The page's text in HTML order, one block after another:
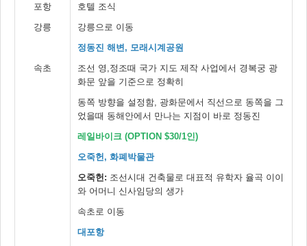
포항
강릉
속초
호텔 조식
강릉으로 이동
정동진 해변, 모래시계공원
조선 영,정조때 국가 지도 제작 사업에서 경복궁 광
화문 앞을 기준으로 정확히
동쪽 방향을 설정함, 광화문에서 직선으로 동쪽을 그
었을때 동해안에서 만나는 지점이 바로 정동진
레일바이크 (OPTION $30/1인)
오죽헌, 화폐박물관
오죽헌: 조선시대 건축물로 대표적 유학자 율곡 이이
와 어머니 신사임당의 생가
속초로 이동
대포항